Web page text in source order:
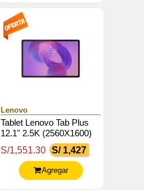
Lenovo
Tablet Lenovo Tab Plus
12.1" 2.5K (2560X1600)
Ips / 90Hz / Touch / 8Gb
Ram / 256Gb Rom,
Android 15
S/1,551.30 S/ 1,427
Agregar